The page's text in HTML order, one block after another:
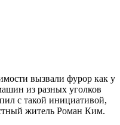
вызвали фурор как у
из разных уголков
с такой инициативой,
житель Роман Ким.